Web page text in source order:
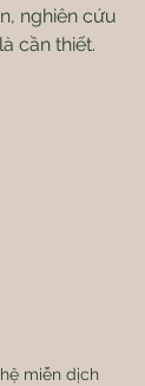
nghiên cứu
cần thiết.
miễn dịch